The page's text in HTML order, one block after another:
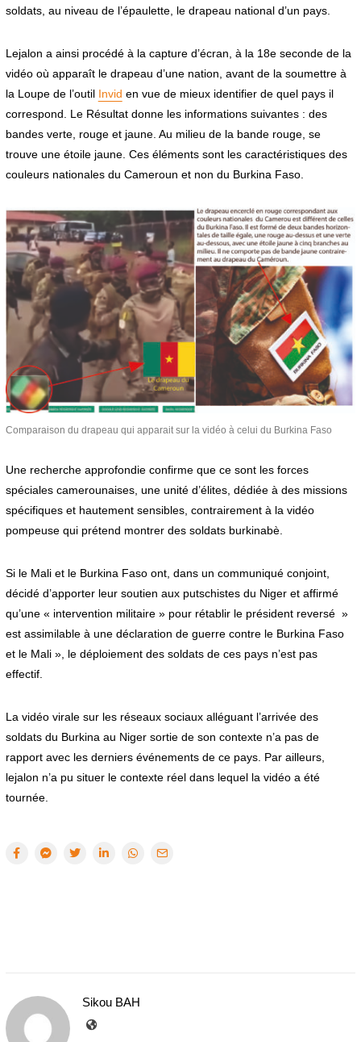
soldats, au niveau de l’épaulette, le drapeau national d’un pays.
Lejalon a ainsi procédé à la capture d’écran, à la 18e seconde de la
vidéo où apparaît le drapeau d’une nation, avant de la soumettre à
la Loupe de l’outil Invid en vue de mieux identifier de quel pays il
correspond. Le Résultat donne les informations suivantes : des
bandes verte, rouge et jaune. Au milieu de la bande rouge, se
trouve une étoile jaune. Ces éléments sont les caractéristiques des
couleurs nationales du Cameroun et non du Burkina Faso.
Comparaison du drapeau qui apparait sur la vidéo à celui du Burkina Faso
Une recherche approfondie confirme que ce sont les forces
spéciales camerounaises, une unité d’élites, dédiée à des missions
spécifiques et hautement sensibles, contrairement à la vidéo
pompeuse qui prétend montrer des soldats burkinabè.
Si le Mali et le Burkina Faso ont, dans un communiqué conjoint,
décidé d’apporter leur soutien aux putschistes du Niger et affirmé
qu’une « intervention militaire » pour rétablir le président reversé »
est assimilable à une déclaration de guerre contre le Burkina Faso
et le Mali », le déploiement des soldats de ces pays n’est pas
effectif.
La vidéo virale sur les réseaux sociaux alléguant l’arrivée des
soldats du Burkina au Niger sortie de son contexte n’a pas de
rapport avec les derniers événements de ce pays. Par ailleurs,
lejalon n’a pu situer le contexte réel dans lequel la vidéo a été
tournée.
Sikou BAH